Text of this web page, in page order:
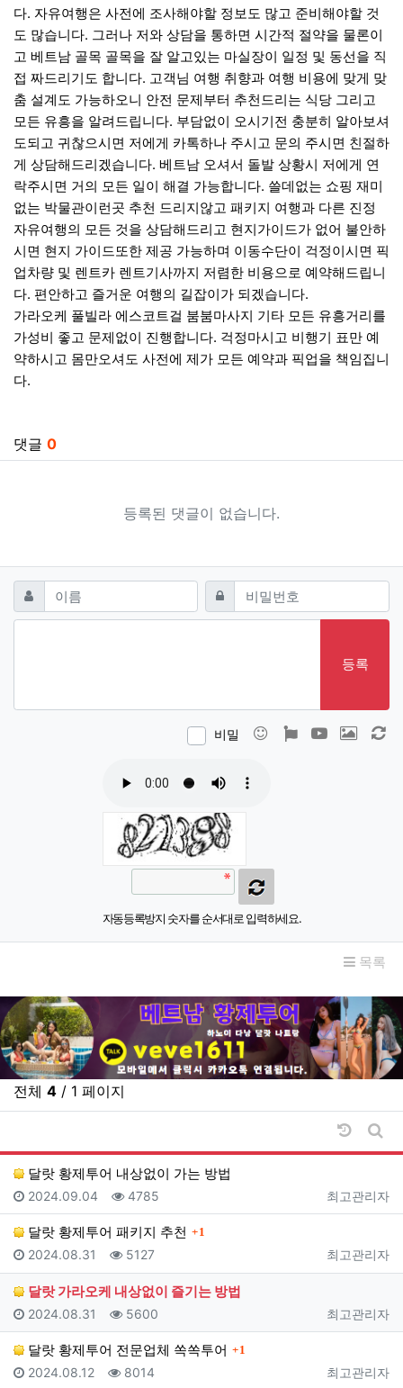
다. 자유여행은 사전에 조사해야할 정보도 많고 준비해야할 것
도 많습니다. 그러나 저와 상담을 통하면 시간적 절약을 물론이
고 베트남 골목 골목을 잘 알고있는 마실장이 일정 및 동선을 직
접 짜드리기도 합니다. 고객님 여행 취향과 여행 비용에 맞게 맞
춤 설계도 가능하오니 안전 문제부터 추천드리는 식당 그리고
모든 유흥을 알려드립니다. 부담없이 오시기전 충분히 알아보셔
도되고 귀찮으시면 저에게 카톡하나 주시고 문의 주시면 친절하
게 상담해드리겠습니다. 베트남 오셔서 돌발 상황시 저에게 연
락주시면 거의 모든 일이 해결 가능합니다. 쓸데없는 쇼핑 재미
없는 박물관이런곳 추천 드리지않고 패키지 여행과 다른 진정
자유여행의 모든 것을 상담해드리고 현지가이드가 없어 불안하
시면 현지 가이드또한 제공 가능하며 이동수단이 걱정이시면 픽
업차량 및 렌트카 렌트기사까지 저렴한 비용으로 예약해드립니
다. 편안하고 즐거운 여행의 길잡이가 되겠습니다.
가라오케 풀빌라 에스코트걸 붐붐마사지 기타 모든 유흥거리를
가성비 좋고 문제없이 진행합니다. 걱정마시고 비행기 표만 예
약하시고 몸만오셔도 사전에 제가 모든 예약과 픽업을 책임집니
다.
댓글 0
등록된 댓글이 없습니다.
댓글쓰기
이름 필수 비밀번호필수
등록
비밀 이모티콘폰트어썸
동영상 이미지
자동등록방지 숫자를 순서대로 입력하세요.
목록
전체 4 / 1 페이지
날짜순
게
달랏 황제투어 내상없이 가는 방법
등록자
최고관리자
등록일
2024.09.04 조회
4785
달랏 황제투어 패키지 추천 댓글
1
등록자
최고관리자
등록일
2024.08.31 조회
5127
달랏 가라오케 내상없이 즐기는 방법
등록자
최고관리자
등록일
2024.08.31 조회
5600
달랏 황제투어 전문업체 쏙쏙투어 댓글
1
등록자
최고관리자
등록일
2024.08.12 조회
8014